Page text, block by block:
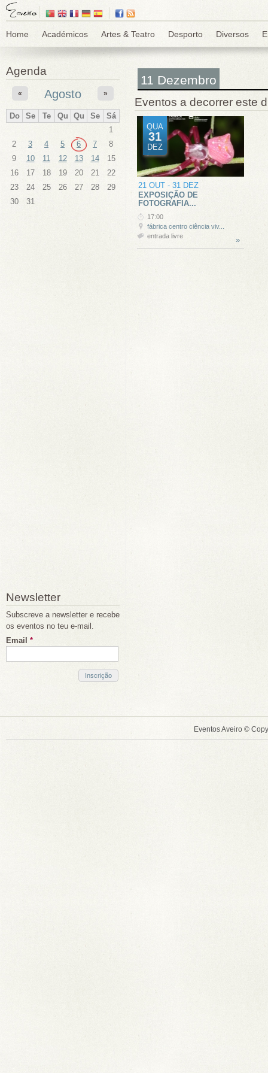
Home Académicos Artes & Teatro Desporto Diversos
Agenda
Agosto
« »
Do Se Te Qu Qu Se
Sá
1
2
3 4 5 6 7
8
9
10 11 12 13 14
15
16
17 18 19 20 21
22
23
24 25 26 27 28
29
30
31
Newsletter
Subscreve a newsletter e recebe
os eventos no teu e-mail.
Email *
11 Dezembro
Eventos a decorrer este
QUA
31
DEZ
21 OUT - 31 DEZ
EXPOSIÇÃO DE
FOTOGRAFIA...
»
17:00
fábrica centro ciência viv...
entrada livre
Eventos Aveiro ©